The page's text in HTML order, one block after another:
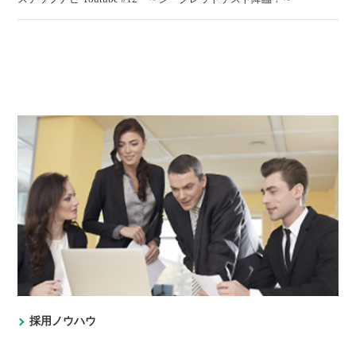
採用ノウハウ